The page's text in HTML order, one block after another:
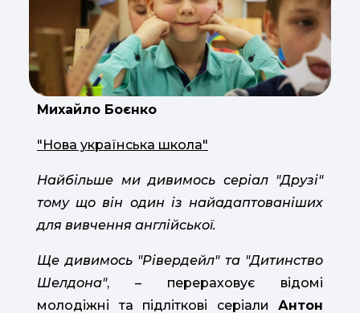
Михайло Боєнко
"Нова українська школа"
Найбільше ми дивимось серіал "Друзі"
тому що він один із найадаптованіших
для вивчення англійської.
Ще дивимось "Рівердейл" та "Дитинство
Шелдона", – перераховує відомі
молодіжні та підліткові серіали Антон